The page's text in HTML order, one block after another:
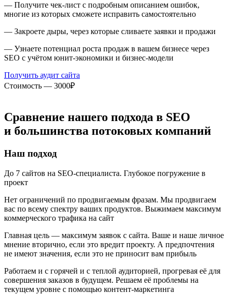
— Получите чек-лист с подробным описанием ошибок,
многие из которых сможете исправить самостоятельно
— Закроете дыры, через которые сливаете заявки и продажи
— Узнаете потенциал роста продаж в вашем бизнесе через
SEO с учётом юнит-экономики и бизнес-модели
Получить аудит сайта
Стоимость — 3000₽
Сравнение нашего подхода в SEO
и большинства потоковых компаний
Наш подход
До 7 сайтов на SEO-специалиста. Глубокое погружение в
проект
Нет ограничений по продвигаемым фразам. Мы продвигаем
вас по всему спектру ваших продуктов. Выжимаем максимум
коммерческого трафика на сайт
Главная цель — максимум заявок с сайта. Ваше и наше личное
мнение вторично, если это вредит проекту. А предпочтения
не имеют значения, если это не приносит вам прибыль
Работаем и с горячей и с теплой аудиторией, прогревая её для
совершения заказов в будущем. Решаем её проблемы на
текущем уровне с помощью контент-маркетинга